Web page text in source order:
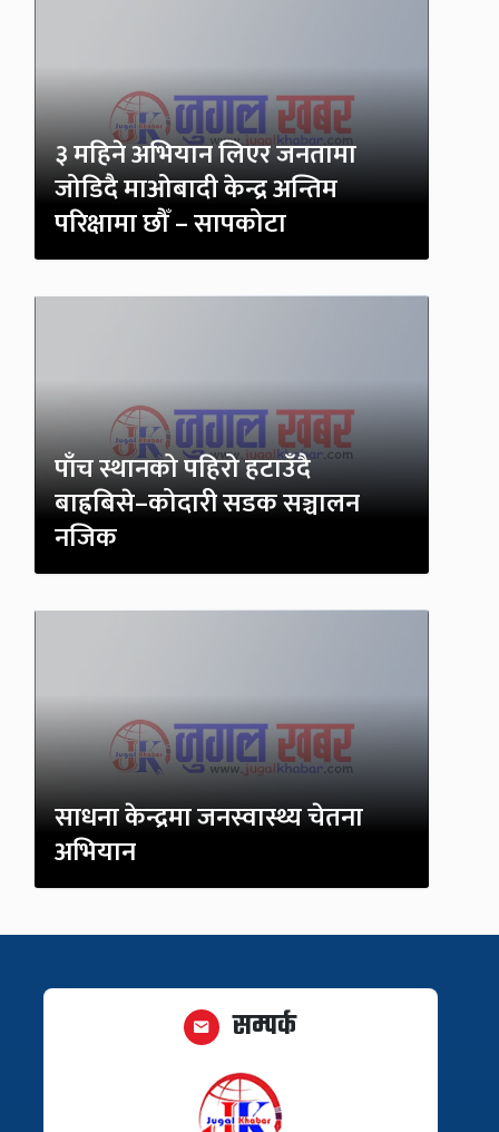
३ महिने अभियान लिएर जनतामा
जोडिदै माओबादी केन्द्र अन्तिम
परिक्षामा छौँ – सापकोटा
पाँच स्थानको पहिरो हटाउँदै
बाह्रबिसे–कोदारी सडक सञ्चालन
नजिक
साधना केन्द्रमा जनस्वास्थ्य चेतना
अभियान
सम्पर्क